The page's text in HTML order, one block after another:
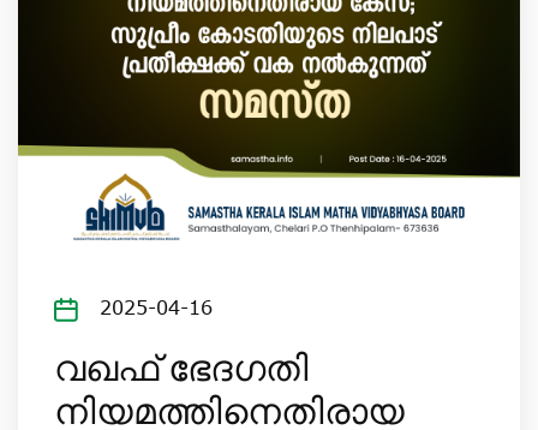
2025-04-16
വഖഫ് ഭേദഗതി
നിയമത്തിനെതിരായ